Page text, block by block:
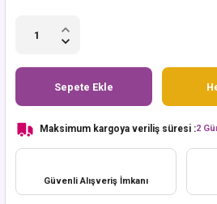
Sepete Ekle
Maksimum kargoya veriliş süresi :2
Güvenli Alışveriş İmkanı